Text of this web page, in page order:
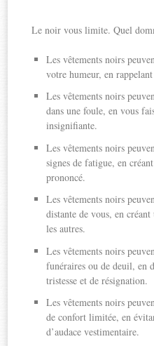
Le noir vous limite. Quel
Les vêtements noirs
votre humeur, en
Les vêtements noirs
dans une foule, en vous
insignifiante.
Les vêtements noirs
signes de fatigue, en
prononcé.
Les vêtements noirs
distante de vous, en
les autres.
Les vêtements noirs
funéraires ou de deuil, en
tristesse et de résignation.
Les vêtements noirs
de confort limitée, en
d’audace vestimentaire.